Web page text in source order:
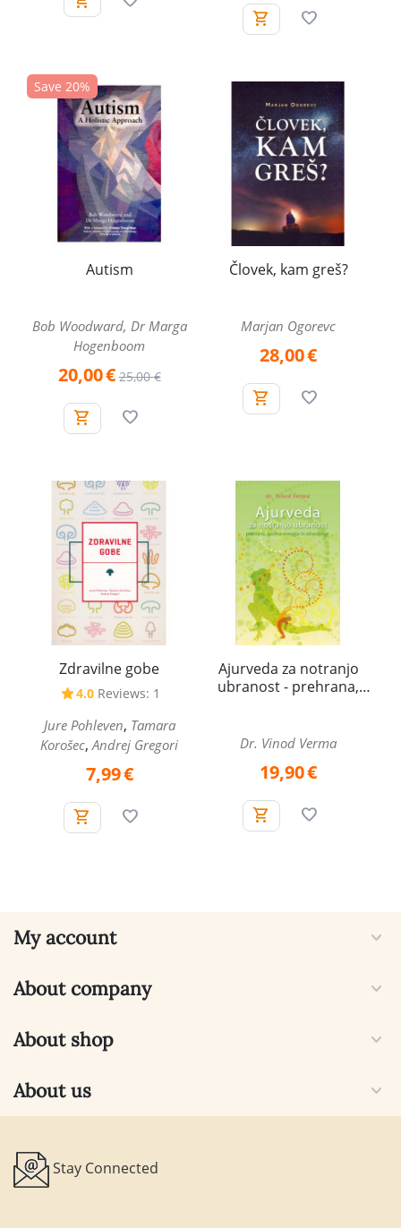
Save 20%
Autism
Bob Woodward, Dr Marga
Hogenboom
20,00€ 25,00 €
Človek, kam greš?
Marjan Ogorevc
28,00€
Zdravilne gobe
4.0 Reviews: 1
Jure Pohleven, Tamara
Korošec,Andrej Gregori
7,99€
Ajurveda za notranjo
ubranost - prehrana,
Dr. Vinod Verma
19,90€
My account
About company
About shop
About us
Stay Connected